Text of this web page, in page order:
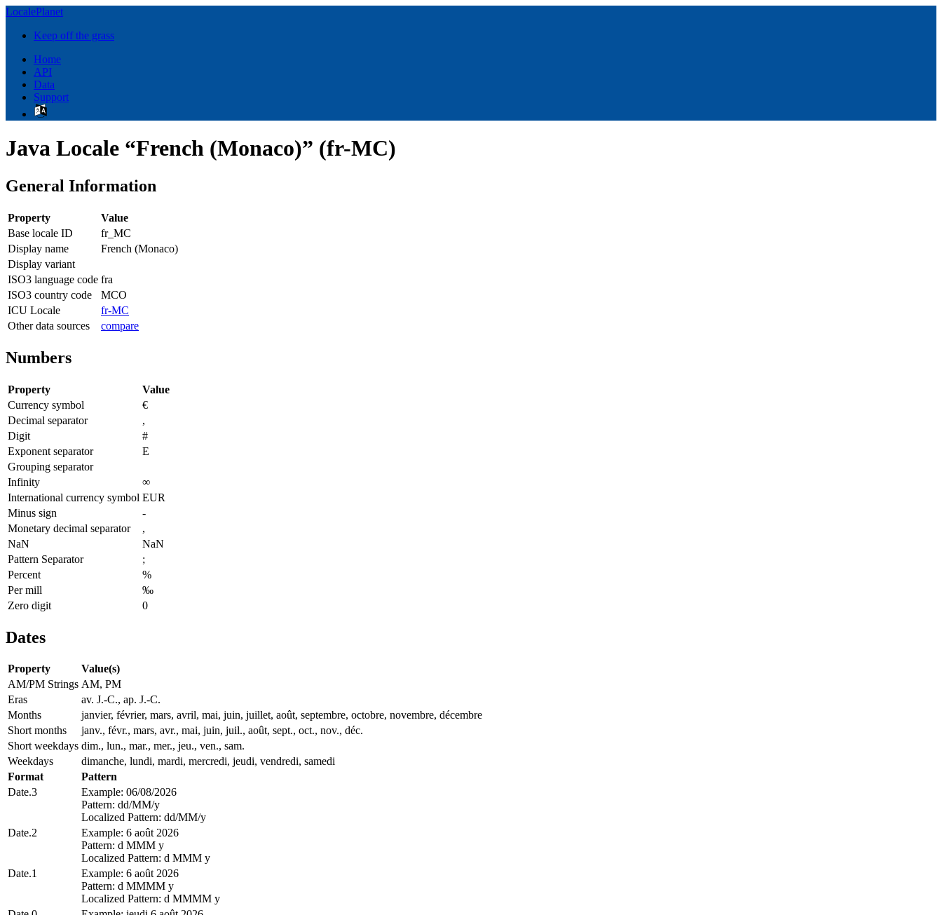
LocalePlanet
Keep off the grass
Home
API
Data
Support
Java Locale “French (Monaco)” (fr-MC)
General Information
Property
Value
Base locale ID
fr_MC
Display name
French (Monaco)
Display variant
ISO3 language code fra
ISO3 country code
MCO
ICU Locale
fr-MC
Other data sources
compare
Numbers
Property
Value
Currency symbol
€
Decimal separator
,
Digit
#
Exponent separator
E
Grouping separator
Infinity
∞
International currency symbol EUR
Minus sign
-
Monetary decimal separator
,
NaN
NaN
Pattern Separator
;
Percent
%
Per mill
‰
Zero digit
0
Dates
Property
Value(s)
AM/PM Strings AM, PM
Eras
av. J.-C., ap. J.-C.
Months
janvier, février, mars, avril, mai, juin, juillet, août, septembre, octobre, novembre, décembre
Short months
janv., févr., mars, avr., mai, juin, juil., août, sept., oct., nov., déc.
Short weekdays dim., lun., mar., mer., jeu., ven., sam.
Weekdays
dimanche, lundi, mardi, mercredi, jeudi, vendredi, samedi
Format
Pattern
Date.3
Example: 06/08/2026
Pattern: dd/MM/y
Localized Pattern: dd/MM/y
Date.2
Example: 6 août 2026
Pattern: d MMM y
Localized Pattern: d MMM y
Date.1
Example: 6 août 2026
Pattern: d MMMM y
Localized Pattern: d MMMM y